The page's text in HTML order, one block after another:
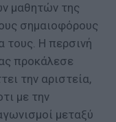
μαθητών της
σημαιοφόρους
τους. Η περσινή
προκάλεσε
την αριστεία,
με την
μεταξύ